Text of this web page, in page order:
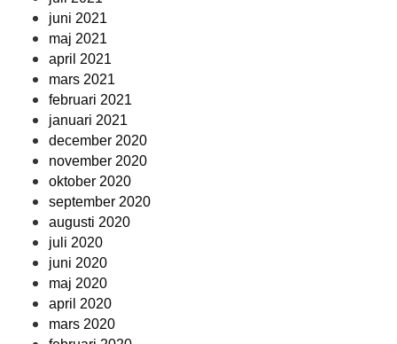
juni 2021
maj 2021
april 2021
mars 2021
februari 2021
januari 2021
december 2020
november 2020
oktober 2020
september 2020
augusti 2020
juli 2020
juni 2020
maj 2020
april 2020
mars 2020